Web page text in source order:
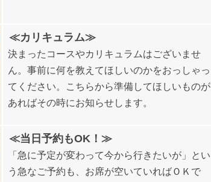
≪カリキュラム≫
決まったコースやカリキュラムはございませ
ん。事前に何を教えてほしいのかをおっしゃっ
てください。こちらから準備してほしいものが
あればその時にお知らせします。
≪当日予約もOK！≫
「急に予定が変わって今から行きたいが」とい
う急なご予約も、お席が空いていればＯＫで